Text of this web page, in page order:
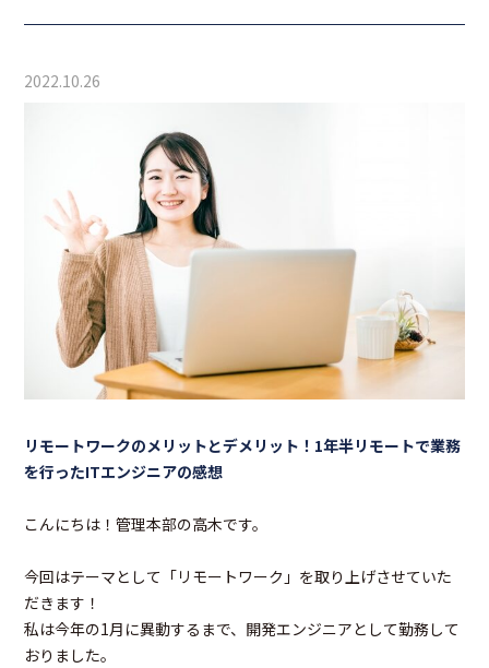
2022.10.26
リモートワークのメリットとデメリット！1年半リモートで業務
を行ったITエンジニアの感想
こんにちは！管理本部の高木です。
今回はテーマとして「リモートワーク」を取り上げさせていた
だきます！
私は今年の1月に異動するまで、開発エンジニアとして勤務して
おりました。